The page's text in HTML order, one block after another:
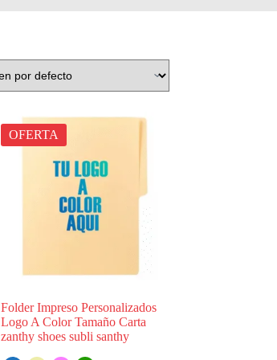
OFERTA
Folder Impreso Personalizados
Logo A Color Tamaño Carta
zanthy shoes subli santhy